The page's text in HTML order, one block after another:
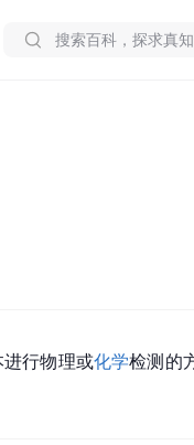
行物理或化学检测的